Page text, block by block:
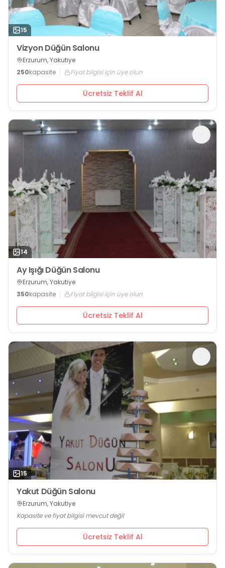
15
Vizyon Düğün Salonu
Erzurum, Yakutiye
250kapasite Fiyat bilgisi için üye olun
Ücretsiz Teklif Al
14
Ay Işığı Düğün Salonu
Erzurum, Yakutiye
350kapasite Fiyat bilgisi için üye olun
Ücretsiz Teklif Al
15
Yakut Düğün Salonu
Erzurum, Yakutiye
Kapasite ve fiyat bilgisi mevcut değil
Ücretsiz Teklif Al